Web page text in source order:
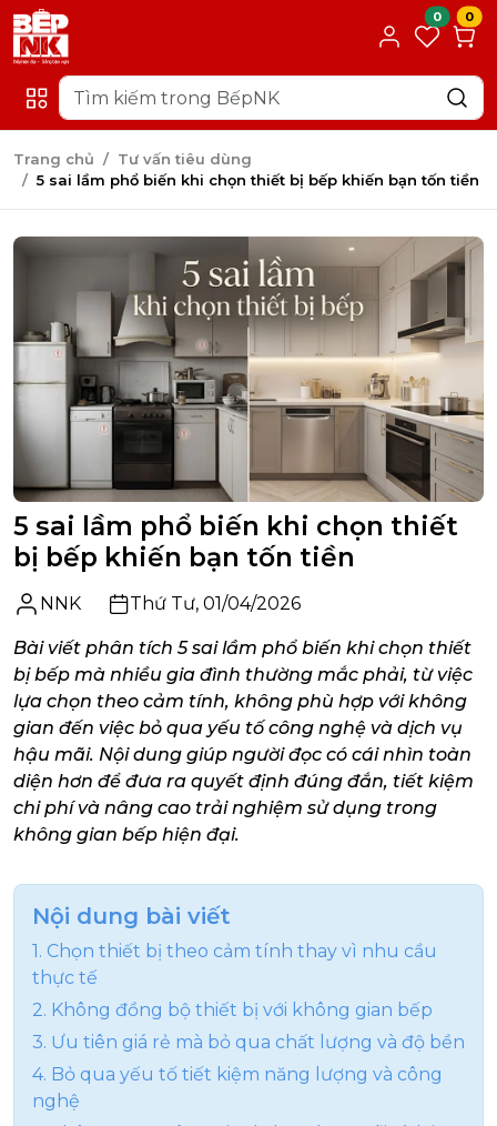
0 0
Trang chủ
Tư vấn tiêu dùng
5 sai lầm phổ biến khi chọn thiết bị bếp khiến bạn tốn tiền
5 sai lầm phổ biến khi chọn thiết
bị bếp khiến bạn tốn tiền
NNK Thứ Tư, 01/04/2026
Bài viết phân tích 5 sai lầm phổ biến khi chọn thiết
bị bếp mà nhiều gia đình thường mắc phải, từ việc
lựa chọn theo cảm tính, không phù hợp với không
gian đến việc bỏ qua yếu tố công nghệ và dịch vụ
hậu mãi. Nội dung giúp người đọc có cái nhìn toàn
diện hơn để đưa ra quyết định đúng đắn, tiết kiệm
chi phí và nâng cao trải nghiệm sử dụng trong
không gian bếp hiện đại.
Nội dung bài viết
1. Chọn thiết bị theo cảm tính thay vì nhu cầu
thực tế
2. Không đồng bộ thiết bị với không gian bếp
3. Ưu tiên giá rẻ mà bỏ qua chất lượng và độ bền
4. Bỏ qua yếu tố tiết kiệm năng lượng và công
nghệ
1. Chọn thiết bị theo cảm tính thay vì nhu cầu thực tế
2. Không đồng bộ thiết bị với không gian bếp
3. Ưu tiên giá rẻ mà bỏ qua chất lượng và độ bền
4. Bỏ qua yếu tố tiết kiệm năng lượng và công nghệ
5. Không quan tâm đến dịch vụ hậu mãi và bảo hành